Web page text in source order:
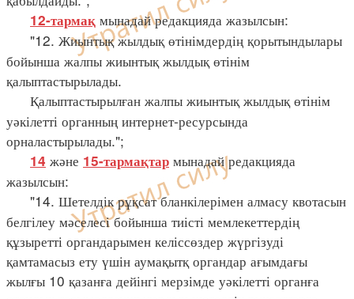
12-тармақ мынадай редакцияда жазылсын:
"12. Жиынтық жылдық өтінімдердің қорытындылары
бойынша жалпы жиынтық жылдық өтінім
қалыптастырылады.
Қалыптастырылған жалпы жиынтық жылдық өтінім
уәкілетті органның интернет-ресурсында
орналастырылады.";
14 және 15-тармақтар мынадай редакцияда
жазылсын:
"14. Шетелдік рұқсат бланкілерімен алмасу квотасын
белгілеу мәселесі бойынша тиісті мемлекеттердің
құзыретті органдарымен келіссөздер жүргізуді
қамтамасыз ету үшін аумақытқ органдар ағымдағы
жылғы 10 қазанға дейінгі мерзімде уәкілетті органға